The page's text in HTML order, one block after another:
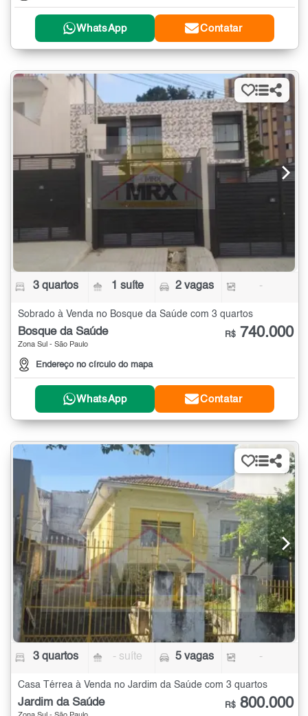
WhatsApp Contatar
3 quartos 1 suíte 2 vagas -
Sobrado à Venda no Bosque da Saúde com 3 quartos
Bosque da Saúde
Zona Sul - São Paulo
Endereço no círculo do mapa
R$ 740.000
WhatsApp Contatar
3 quartos - suíte 5 vagas -
Casa Térrea à Venda no Jardim da Saúde com 3 quartos
Jardim da Saúde R$ 800.000